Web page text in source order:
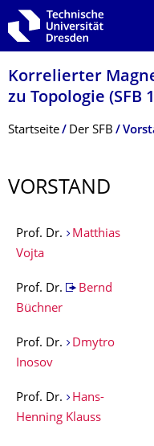
Zur Hauptnavigation
Zur Suche springen
Zum Inhalt springen
Korrelierter
zu Topologie (SFB
Breadcrumb-Menü
Startseite Der SFB
VORSTAND
Prof. Dr.
Matthias
Vojta
Prof. Dr.
Bernd
Büchner
Prof. Dr.
Dmytro
Inosov
Prof. Dr.
Hans-
Henning Klauss